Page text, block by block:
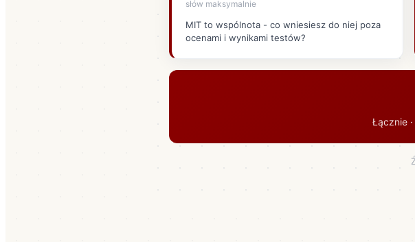
Common App krok po kroku: poradnik 2026
Aplikacje · 15 min · 16 771 wyświetleń — od założenia konta, przez essay, po złożenie aplikacji.
Need-blind vs Need-aware dla Polaków
słów maksymalnie
MIT to wspólnota - co wniesiesz do niej poza
ocenami i wynikami testów?
Łącznie